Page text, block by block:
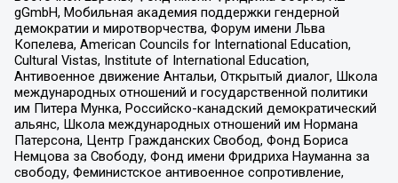
gGmbH, Мобильная академия поддержки гендерной
демократии и миротворчества, Форум имени Льва
Копелева, American Councils for International Education,
Cultural Vistas, Institute of International Education,
Антивоенное движение Антальи, Открытый диалог, Школа
международных отношений и государственной политики
им Питера Мунка, Российско-канадский демократический
альянс, Школа международных отношений им Нормана
Патерсона, Центр Гражданских Свобод, Фонд Бориса
Немцова за Свободу, Фонд имени Фридриха Науманна за
свободу, Феминистское антивоенное сопротивление,